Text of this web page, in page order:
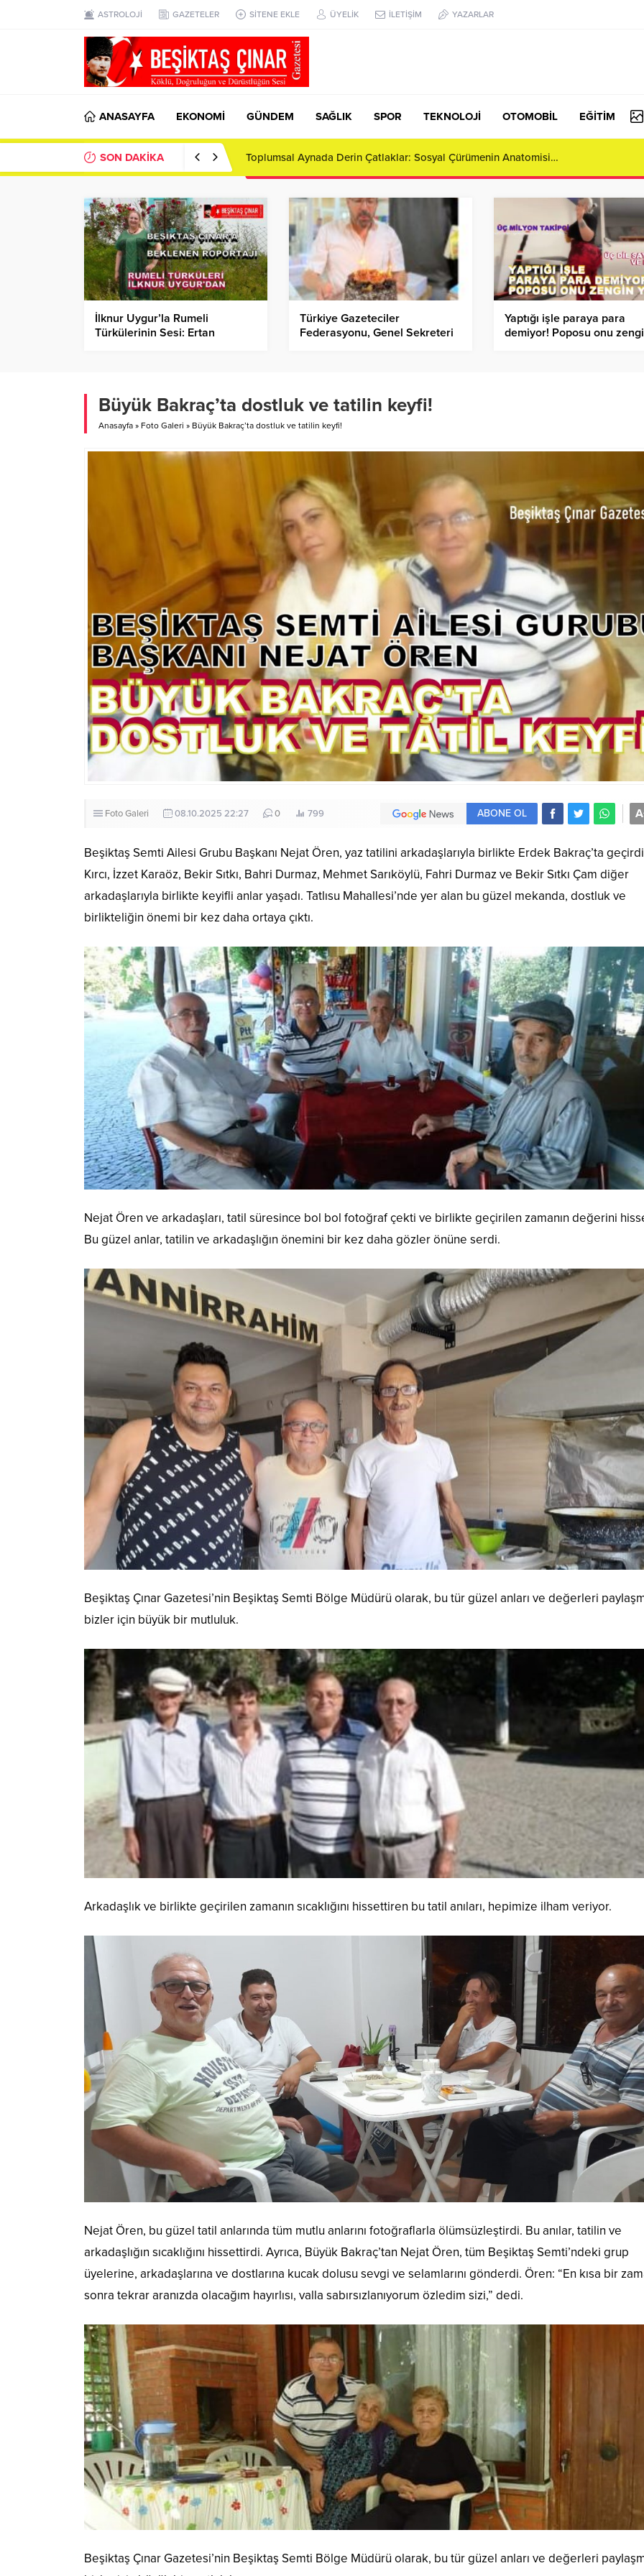
ASTROLOJİ GAZETELER SİTENE EKLE ÜYELİK İLETİŞİM YAZARLAR
ANASAYFA EKONOMİ GÜNDEM SAĞLIK SPOR TEKNOLOJİ OTOMOBİL EĞİTİM
SON DAKİKA Toplumsal Aynada Derin Çatlaklar: Sosyal Çürümenin Anatomisi…
İlknur Uygur’la Rumeli
Türkülerinin Sesi: Ertan
Türkiye Gazeteciler
Federasyonu, Genel Sekreteri
Yaptığı işle paraya para
demiyor! Poposu onu
Büyük Bakraç’ta dostluk ve tatilin keyfi!
Anasayfa » Foto Galeri » Büyük Bakraç’ta dostluk ve tatilin keyfi!
Foto Galeri 08.10.2025 22:27 0 799 A
ABONE OL
Beşiktaş Semti Ailesi Grubu Başkanı Nejat Ören, yaz tatilini arkadaşlarıyla birlikte Erdek Bakraç’ta
Kırcı, İzzet Karaöz, Bekir Sıtkı, Bahri Durmaz, Mehmet Sarıköylü, Fahri Durmaz ve Bekir Sıtkı Çam diğer
arkadaşlarıyla birlikte keyifli anlar yaşadı. Tatlısu Mahallesi’nde yer alan bu güzel mekanda, dostluk ve
birlikteliğin önemi bir kez daha ortaya çıktı.
Nejat Ören ve arkadaşları, tatil süresince bol bol fotoğraf çekti ve birlikte geçirilen zamanın değerini
Bu güzel anlar, tatilin ve arkadaşlığın önemini bir kez daha gözler önüne serdi.
Beşiktaş Çınar Gazetesi’nin Beşiktaş Semti Bölge Müdürü olarak, bu tür güzel anları ve değerleri
bizler için büyük bir mutluluk.
Arkadaşlık ve birlikte geçirilen zamanın sıcaklığını hissettiren bu tatil anıları, hepimize ilham veriyor.
Nejat Ören, bu güzel tatil anlarında tüm mutlu anlarını fotoğraflarla ölümsüzleştirdi. Bu anılar, tatilin ve
arkadaşlığın sıcaklığını hissettirdi. Ayrıca, Büyük Bakraç’tan Nejat Ören, tüm Beşiktaş Semti’ndeki grup
üyelerine, arkadaşlarına ve dostlarına kucak dolusu sevgi ve selamlarını gönderdi. Ören: “En kısa bir
sonra tekrar aranızda olacağım hayırlısı, valla sabırsızlanıyorum özledim sizi,” dedi.
Beşiktaş Çınar Gazetesi’nin Beşiktaş Semti Bölge Müdürü olarak, bu tür güzel anları ve değerleri
Asuman Krause, Biyografi…
Gaziantep İslahiye’de